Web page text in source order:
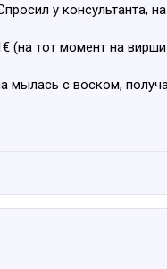
у консультанта,
(на тот момент на
мылась с воском,